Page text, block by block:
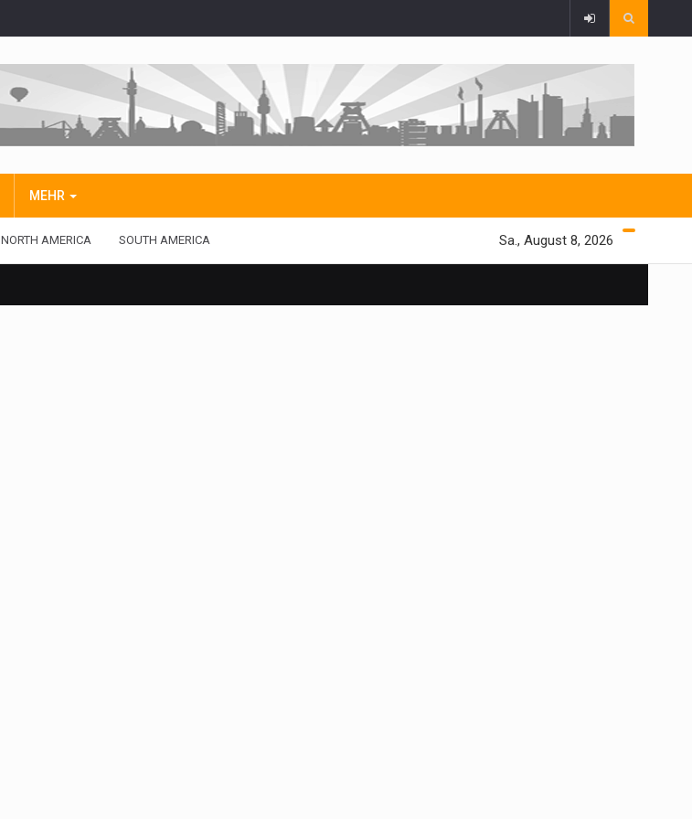
MEHR
NORTH AMERICA SOUTH AMERICA Sa., August 8, 2026